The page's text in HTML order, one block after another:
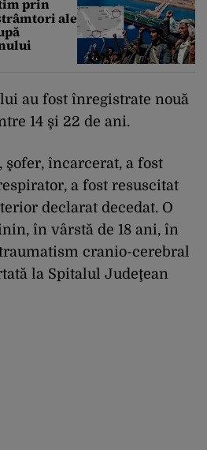
prin
ale
au fost înregistrate nouă
14 şi 22 de ani.
şofer, încarcerat, a fost
a fost resuscitat
declarat decedat. O
în vârstă de 18 ani, în
cranio-cerebral
la Spitalul Judeţean